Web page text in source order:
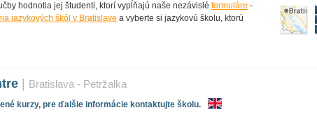
hodnotia jej študenti, ktorí vypĺňajú naše nezávislé formuláre -
jazykových škôl v Bratislave a vyberte si jazykovú školu, ktorú
Bratislava - Petržalka
kurzy, pre ďalšie informácie kontaktujte školu.